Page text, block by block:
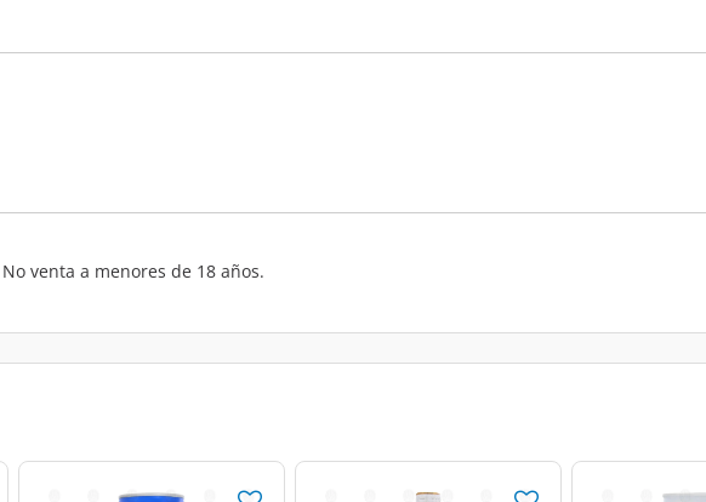
venta a menores de 18 años.